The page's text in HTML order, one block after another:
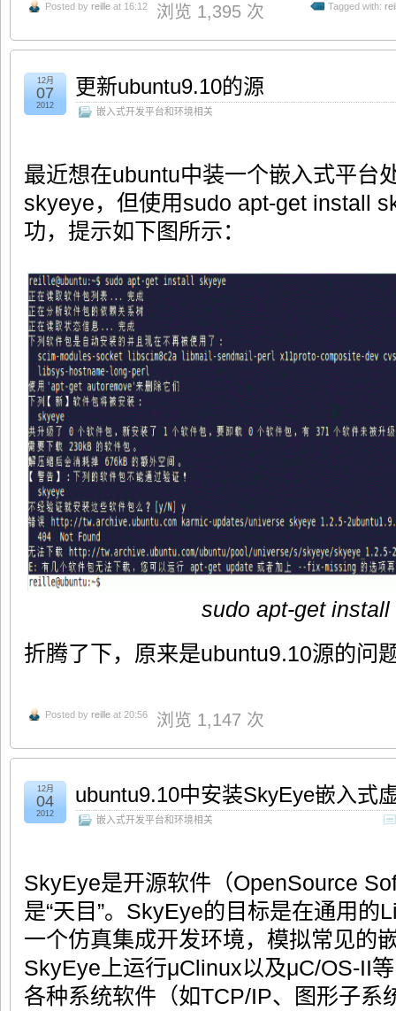
Posted by reille at 16:12 浏览 1,395 次 Tagged with:
更新ubuntu9.10的源
嵌入式开发平台和环境相关
12月
07
2012
最近想在ubuntu中装一个嵌入式平台
skyeye，但使用sudo apt-get install
功，提示如下图所示：
sudo apt-get
折腾了下，原来是ubuntu9.10源的问
Posted by reille at 20:56 浏览 1,147 次
ubuntu9.10中安装SkyEye嵌入式
嵌入式开发平台和环境相关
12月
04
2012
SkyEye是开源软件（OpenSource
是“天目”。SkyEye的目标是在通用的
一个仿真集成开发环境，模拟常见的
SkyEye上运行μClinux以及μC/OS-II
各种系统软件（如TCP/IP、图形子系